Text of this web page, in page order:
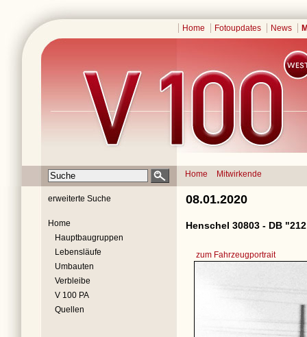
Home Fotoupdates News
Home Mitwirkende
erweiterte Suche
Home
Hauptbaugruppen
Lebensläufe
Umbauten
Verbleibe
V 100 PA
Quellen
08.01.2020
Henschel 30803 - DB
zum Fahrzeugportrait